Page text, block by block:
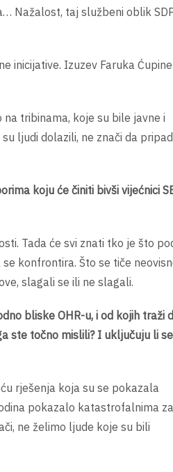
Nažalost, taj službeni oblik
inicijative. Izuzev Faruka Ćupine
tribinama, koje su bile javne i
ljudi dolazili, ne znači da
koju će činiti bivši vijećnici
Tada će svi znati tko je što
konfrontira. Što se tiče
slagali se ili ne slagali.
bliske OHR-u, i od kojih traži
ste točno mislili? I uključuju li
rješenja koja su se pokazala
pokazalo katastrofalnima za
ne želimo ljude koje su bili